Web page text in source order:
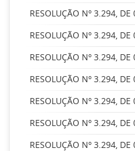
RESOLUÇÃO Nº 3.294,
RESOLUÇÃO Nº 3.294,
RESOLUÇÃO Nº 3.294,
RESOLUÇÃO Nº 3.294,
RESOLUÇÃO Nº 3.294,
RESOLUÇÃO Nº 3.294,
RESOLUÇÃO Nº 3.294,